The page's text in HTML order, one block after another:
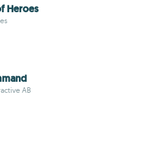
Heroes
AB